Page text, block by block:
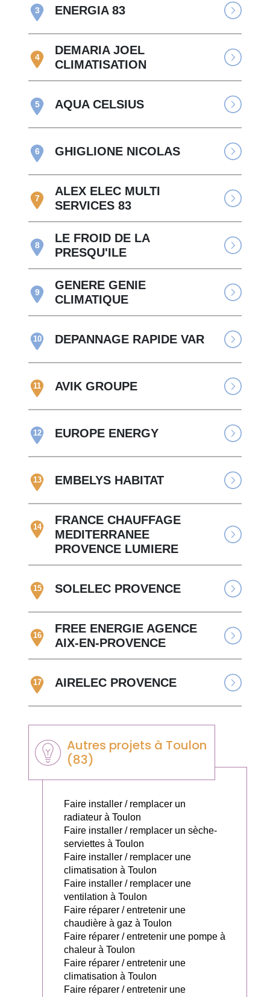
3 ENERGIA 83
4
DEMARIA JOEL
CLIMATISATION
5 AQUA CELSIUS
6 GHIGLIONE NICOLAS
7
ALEX ELEC MULTI
SERVICES 83
8
LE FROID DE LA
PRESQU'ILE
9
GENERE GENIE
CLIMATIQUE
10 DEPANNAGE RAPIDE VAR
11 AVIK GROUPE
12 EUROPE ENERGY
13 EMBELYS HABITAT
14
FRANCE CHAUFFAGE
MEDITERRANEE
PROVENCE LUMIERE
15 SOLELEC PROVENCE
16
FREE ENERGIE AGENCE
AIX-EN-PROVENCE
17 AIRELEC PROVENCE
Autres projets à Toulon
(83)
Faire installer / remplacer un
radiateur à Toulon
Faire installer / remplacer un sèche-
serviettes à Toulon
Faire installer / remplacer une
climatisation à Toulon
Faire installer / remplacer une
ventilation à Toulon
Faire réparer / entretenir une
chaudière à gaz à Toulon
Faire réparer / entretenir une pompe à
chaleur à Toulon
Faire réparer / entretenir une
climatisation à Toulon
Faire réparer / entretenir une